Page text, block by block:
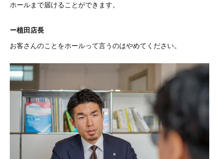
ホールまで届けることができます。
ー植田店長
お客さんのことをホールって言うのはやめてください。